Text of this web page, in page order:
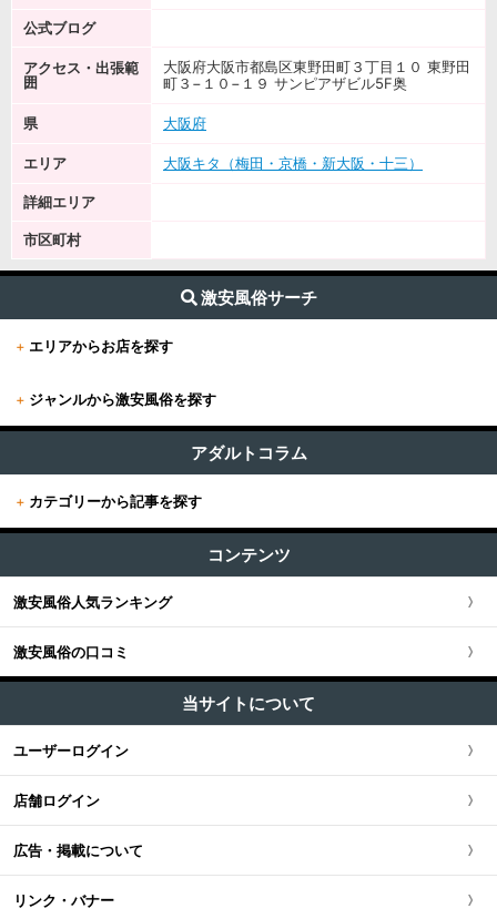
公式ブログ
アクセス・出張範
囲
大阪府大阪市都島区東野田町３丁目１０ 東野田
町３−１０−１９ サンピアザビル5F奥
県 大阪府
エリア 大阪キタ（梅田・京橋・新大阪・十三）
詳細エリア
市区町村
激安風俗サーチ
+ エリアからお店を探す
+東京
東京全域
新宿・歌舞伎町・新大久保・高田馬場
池袋・大塚・巣鴨
五反田・品川・高輪・蒲田
新橋・汐留・銀座・六本木
上野・鶯谷・神田・秋葉原
錦糸町・葛西・葛飾
立川・八王子・町田
関東版TOP
埼玉県
神奈川県
茨城県
栃木県
群馬県
+関西
関西全域
大阪府
兵庫県
滋賀県
奈良県
和歌山県
東海・北陸・甲信越版TOP
東海・北陸・甲信越全域
静岡県
新潟県
岐阜県
三重県
中国・四国版TOP
中国・四国全域
広島県
岡山県
+九州・沖縄
九州・沖縄版TOP
九州・沖縄全域
福岡県
+ ジャンルから激安風俗を探す
セクキャバ (83)
ホテヘル (32)
ファッションヘルス (90)
デリヘル (210)
ピンサロ (27)
オナクラ・手コキ (117)
アダルトコラム
+ カテゴリーから記事を探す
コンテンツ
激安風俗人気ランキング
激安風俗の口コミ
当サイトについて
ユーザーログイン
店舗ログイン
広告・掲載について
リンク・バナー